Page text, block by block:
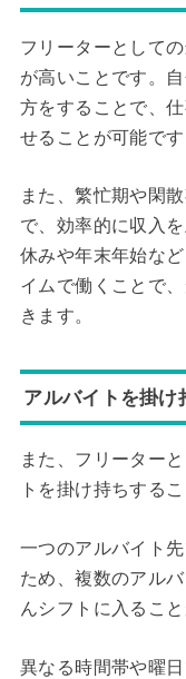
フリーターとして
が高いことです。
方をすることで、
せることが可能です
また、繁忙期や閑
で、効率的に収入
休みや年末年始な
イムで働くことで
きます。
アルバイトを掛け
また、フリーター
トを掛け持ちする
一つのアルバイト
ため、複数のアル
んシフトに入ること
異なる時間帯や曜